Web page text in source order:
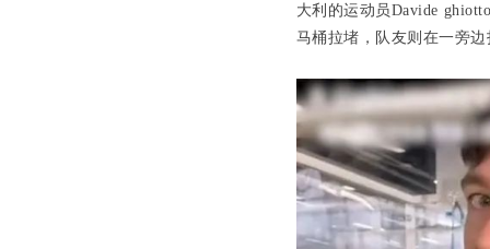
大利的运动员Davide
马桶拉堵，队友则在一旁